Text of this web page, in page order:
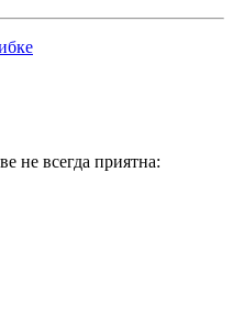
не всегда приятна: